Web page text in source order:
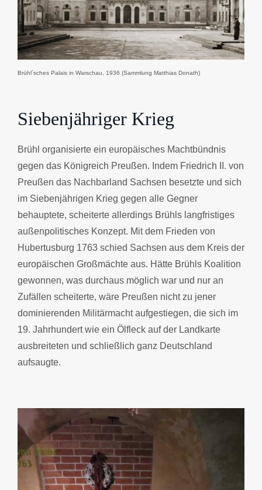
Brühl´sches Palais in Warschau, 1936 (Sammlung Matthias Donath)
Siebenjähriger Krieg
Brühl organisierte ein europäisches Machtbündnis
gegen das Königreich Preußen. Indem Friedrich II. von
Preußen das Nachbarland Sachsen besetzte und sich
im Siebenjährigen Krieg gegen alle Gegner
behauptete, scheiterte allerdings Brühls langfristiges
außenpolitisches Konzept. Mit dem Frieden von
Hubertusburg 1763 schied Sachsen aus dem Kreis der
europäischen Großmächte aus. Hätte Brühls Koalition
gewonnen, was durchaus möglich war und nur an
Zufällen scheiterte, wäre Preußen nicht zu jener
dominierenden Militärmacht aufgestiegen, die sich im
19. Jahrhundert wie ein Ölfleck auf der Landkarte
ausbreiteten und schließlich ganz Deutschland
aufsaugte.